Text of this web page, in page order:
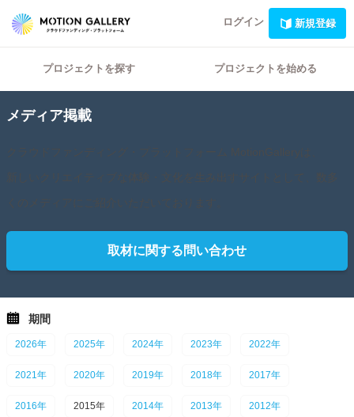
ログイン 新規登録
プロジェクトを探す プロジェクトを始める
メディア掲載
取材に関する問い合わせ
期間
2026年 2025年 2024年 2023年 2022年
2021年 2020年 2019年 2018年 2017年
2016年 2015年 2014年 2013年 2012年